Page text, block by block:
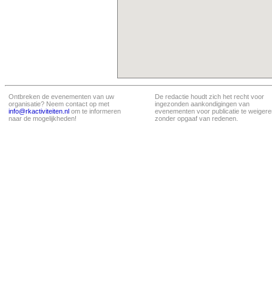
Ontbreken de evenementen van uw
organisatie? Neem contact op met
info@rkactiviteiten.nl om te informeren
naar de mogelijkheden!
De redactie houdt zich het recht voor
ingezonden aankondigingen van
evenementen voor publicatie te
zonder opgaaf van redenen.